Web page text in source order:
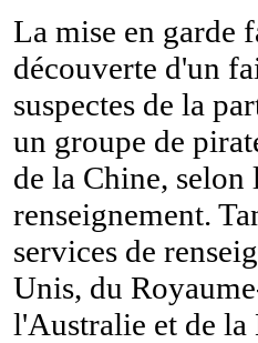
La mise en garde
découverte d'un
suspectes de la
un groupe de
de la Chine, selon
renseignement.
services de
Unis, du
l'Australie et de